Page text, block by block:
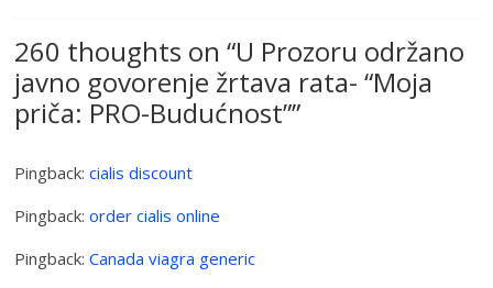
260 thoughts on “U Prozoru održano
javno govorenje žrtava rata- “Moja
priča: PRO-Budućnost””
Pingback:cialis discount
Pingback:order cialis online
Pingback:Canada viagra generic